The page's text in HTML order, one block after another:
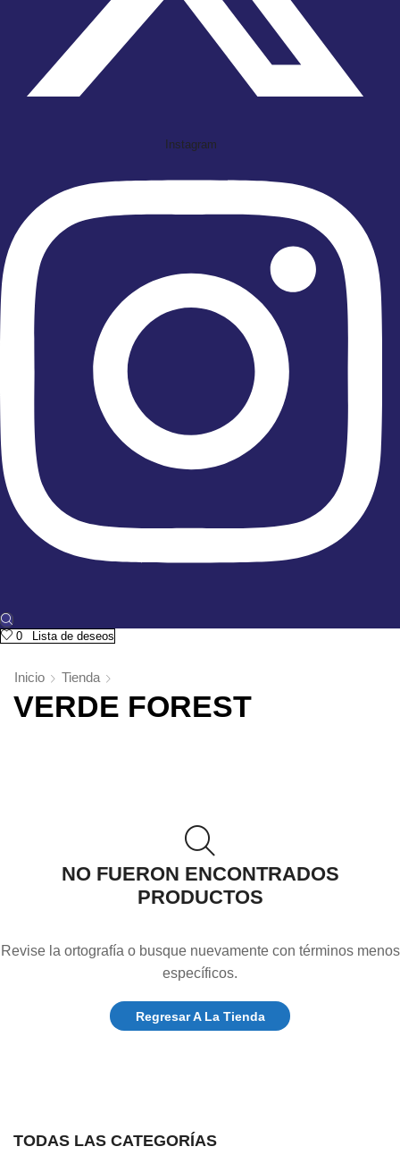
Instagram
0 Lista de deseos
Inicio Tienda
VERDE FOREST
NO FUERON ENCONTRADOS
PRODUCTOS
Revise la ortografía o busque nuevamente con términos menos
específicos.
Regresar A La Tienda
TODAS LAS CATEGORÍAS